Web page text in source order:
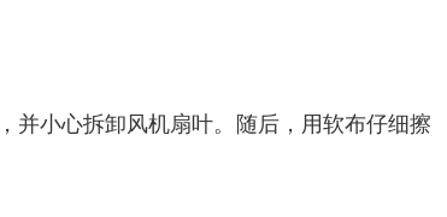
并小心拆卸风机扇叶。随后，用软布仔细擦